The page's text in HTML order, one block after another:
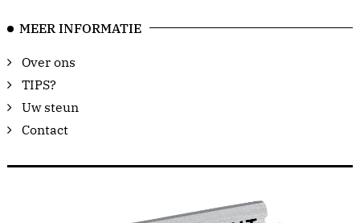
MEER INFORMATIE
Over ons
TIPS?
Uw steun
Contact